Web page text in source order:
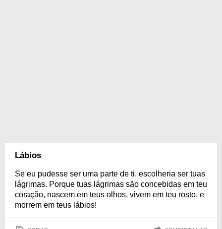
Lábios
Se eu pudesse ser uma parte de ti, escolheria ser tuas
lágrimas. Porque tuas lágrimas são concebidas em teu
coração, nascem em teus olhos, vivem em teu rosto, e
morrem em teus lábios!